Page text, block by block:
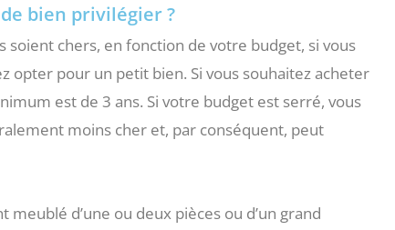
bien privilégier ?
chers, en fonction de votre budget, si vous
opter pour un petit bien. Si vous souhaitez acheter
est de 3 ans. Si votre budget est serré, vous
moins cher et, par conséquent, peut
meublé d’une ou deux pièces ou d’un grand